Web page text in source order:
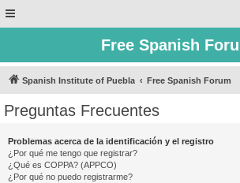
Free Spanish
Spanish Institute of Puebla Free Spanish Forum
Preguntas Frecuentes
Problemas acerca de la identificación y el registro
¿Por qué me tengo que registrar?
¿Qué es COPPA? (APPCO)
¿Por qué no puedo registrarme?